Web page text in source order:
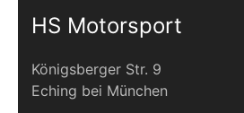
HS Motorsport
Königsberger Str. 9
Eching bei München